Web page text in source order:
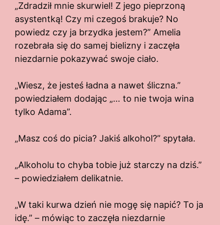
„Zdradził mnie skurwiel! Z jego pieprzoną
asystentką! Czy mi czegoś brakuje? No
powiedz czy ja brzydka jestem?” Amelia
rozebrała się do samej bielizny i zaczęła
niezdarnie pokazywać swoje ciało.
„Wiesz, że jesteś ładna a nawet śliczna.”
powiedziałem dodając „… to nie twoja wina
tylko Adama”.
„Masz coś do picia? Jakiś alkohol?” spytała.
„Alkoholu to chyba tobie już starczy na dziś.”
– powiedziałem delikatnie.
„W taki kurwa dzień nie mogę się napić? To ja
idę.” – mówiąc to zaczęła niezdarnie